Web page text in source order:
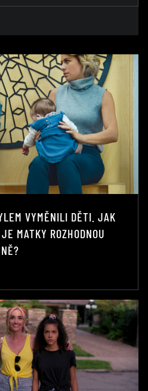
VYMĚNILI DĚTI. JAK
MATKY ROZHODNOU